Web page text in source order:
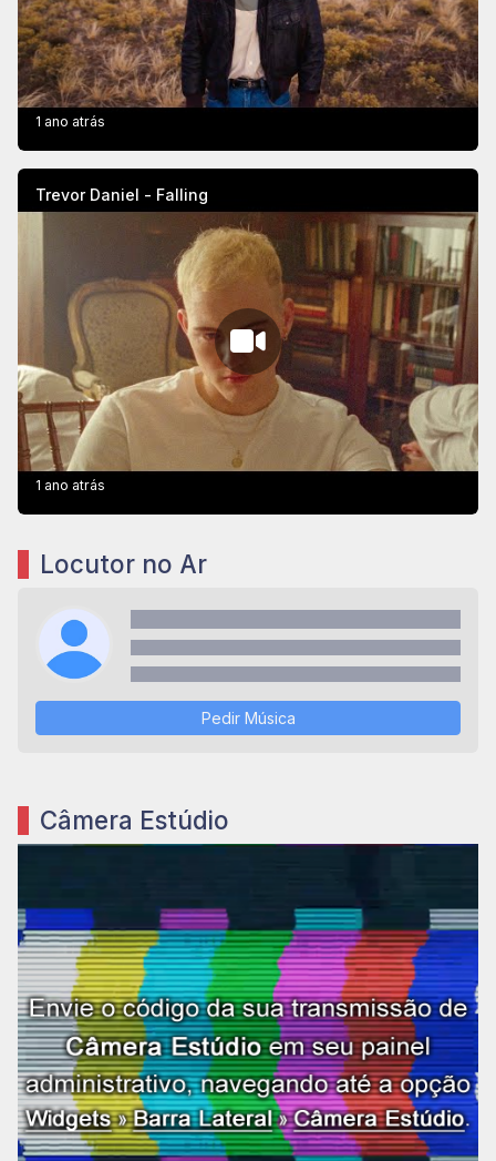
1 ano atrás
Trevor Daniel - Falling
1 ano atrás
Locutor no Ar
Pedir Música
Câmera Estúdio